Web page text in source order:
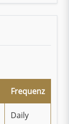
Frequenz
Daily